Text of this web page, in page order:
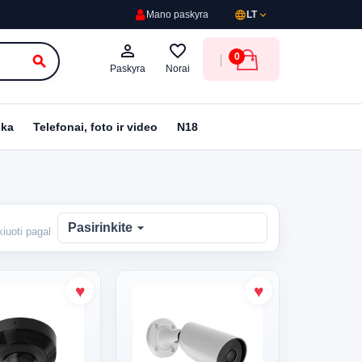
Mano paskyra language LTexpand_more
search
person_outline
Paskyra
favorite_border
Norai
0
Telefonai, foto ir video N18
pagal Pasirinkite arrow_drop_down